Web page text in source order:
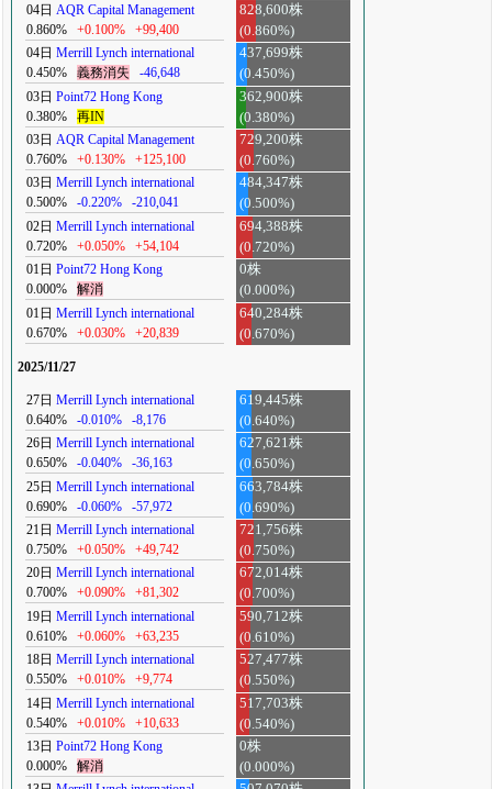
04日 AQR Capital Management
0.860%
+0.100% +99,400
828,600株
(0.860%)
04日 Merrill Lynch international
0.450%
義務消失 -46,648
437,699株
(0.450%)
03日 Point72 Hong Kong
0.380%
再IN
362,900株
(0.380%)
03日 AQR Capital Management
0.760%
+0.130% +125,100
729,200株
(0.760%)
03日 Merrill Lynch international
0.500%
-0.220% -210,041
484,347株
(0.500%)
02日 Merrill Lynch international
0.720%
+0.050% +54,104
694,388株
(0.720%)
01日 Point72 Hong Kong
0.000%
解消
0株
(0.000%)
01日 Merrill Lynch international
0.670%
+0.030% +20,839
640,284株
(0.670%)
2025/11/27
27日 Merrill Lynch international
0.640%
-0.010% -8,176
619,445株
(0.640%)
26日 Merrill Lynch international
0.650%
-0.040% -36,163
627,621株
(0.650%)
25日 Merrill Lynch international
0.690%
-0.060% -57,972
663,784株
(0.690%)
21日 Merrill Lynch international
0.750%
+0.050% +49,742
721,756株
(0.750%)
20日 Merrill Lynch international
0.700%
+0.090% +81,302
672,014株
(0.700%)
19日 Merrill Lynch international
0.610%
+0.060% +63,235
590,712株
(0.610%)
18日 Merrill Lynch international
0.550%
+0.010% +9,774
527,477株
(0.550%)
14日 Merrill Lynch international
0.540%
+0.010% +10,633
517,703株
(0.540%)
13日 Point72 Hong Kong
0.000%
解消
0株
(0.000%)